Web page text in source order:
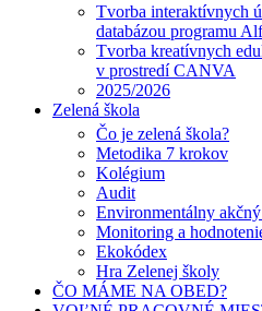
Tvorba interaktívnych
databázou programu
Tvorba kreatívnych
v prostredí CANVA
2025/2026
Zelená škola
Čo je zelená škola?
Metodika 7 krokov
Kolégium
Audit
Environmentálny
Monitoring a
Ekokódex
Hra Zelenej školy
ČO MÁME NA OBED?